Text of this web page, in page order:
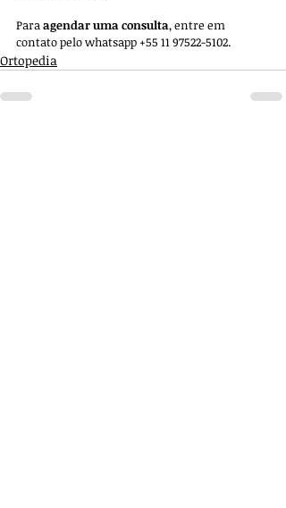
Para agendar uma consulta, entre em
contato pelo whatsapp +55 11 97522-5102.
Ortopedia